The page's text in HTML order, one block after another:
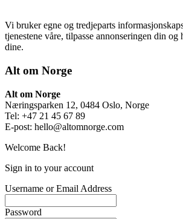
Vi bruker egne og tredjeparts
tjenestene våre, tilpasse annonseringen din og
dine.
Alt om Norge
Alt om Norge
Næringsparken 12, 0484 Oslo, Norge
Tel: +47 21 45 67 89
E-post: hello@altomnorge.com
Welcome Back!
Sign in to your account
Username or Email Address
Password